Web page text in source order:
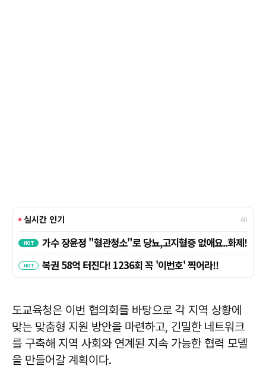
도교육청은 이번 협의회를 바탕으로 각 지역 상황에
맞는 맞춤형 지원 방안을 마련하고, 긴밀한 네트워크
를 구축해 지역 사회와 연계된 지속 가능한 협력 모델
을 만들어갈 계획이다.